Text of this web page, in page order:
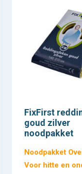
FixFirst
goud zilver
noodpakket
Noodpakket
Voor hitte en